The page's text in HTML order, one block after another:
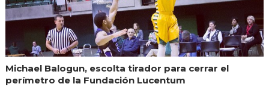
Michael Balogun, escolta tirador para cerrar el
perímetro de la Fundación Lucentum